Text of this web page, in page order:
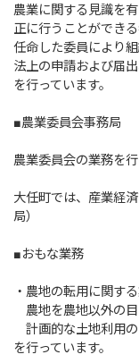
農業に関する見識を
正に行うことができ
任命した委員により
法上の申請および届
を行っています。
■農業委員会事務局
農業委員会の業務を
大任町では、産業経
局）
■おもな業務
・農地の転用に関す
農地を農地以外の目
計画的な土地利用
を行っています。